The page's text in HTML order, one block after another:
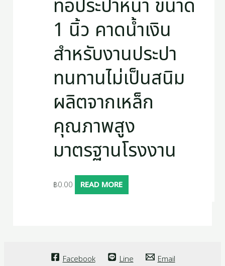
ท่อประปาหนา ขนาด
1 นิ้ว คาดน้ำเงิน
สำหรับงานประปา
ทนทานไม่เป็นสนิม
ผลิตจากเหล็ก
คุณภาพสูง
มาตรฐานโรงงาน
฿0.00 READ MORE
Facebook Line Email